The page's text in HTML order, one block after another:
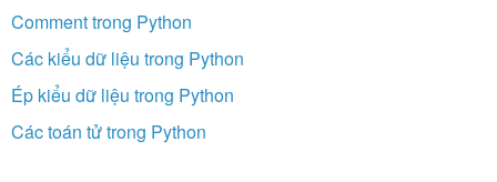
Comment trong Python
Các kiểu dữ liệu trong Python
Ép kiểu dữ liệu trong Python
Các toán tử trong Python